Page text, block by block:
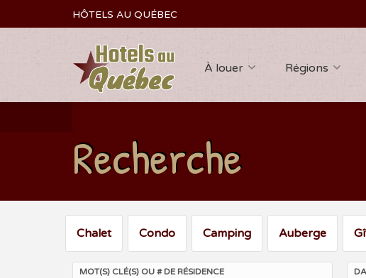
HÔTELS AU QUÉBEC
À louer Régions
Recherche
Chalet Condo Camping Auberge
MOT(S) CLÉ(S) OU # DE RÉSIDENCE